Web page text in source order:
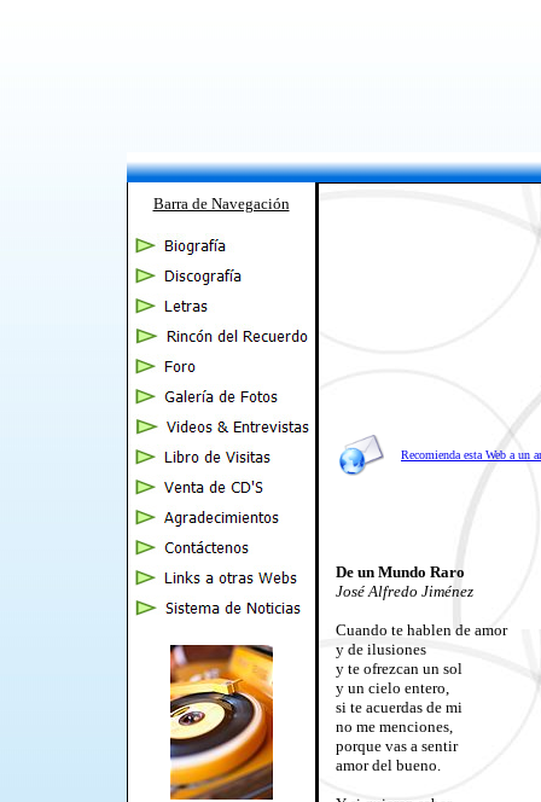
Barra de Navegación
Recomienda esta Web a un
De un Mundo Raro
José Alfredo Jiménez
Cuando te hablen de amor
y de ilusiones
y te ofrezcan un sol
y un cielo entero,
si te acuerdas de mi
no me menciones,
porque vas a sentir
amor del bueno.